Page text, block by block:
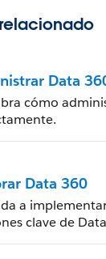
Data
cómo
Data 360
a
clave de